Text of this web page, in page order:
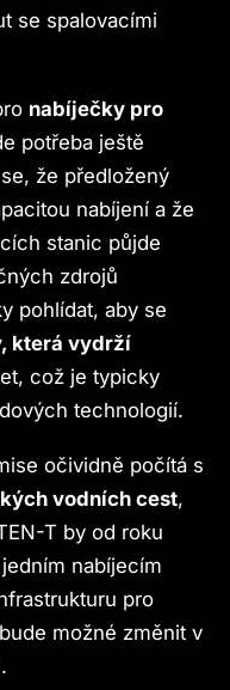
se spalovacími
nabíječky pro
potřeba ještě
že předložený
nabíjení a že
stanic půjde
zdrojů
pohlídat, aby se
která vydrží
což je typicky
technologií.
očividně počítá s
vodních cest,
T by od roku
nabíjecím
pro
možné změnit v